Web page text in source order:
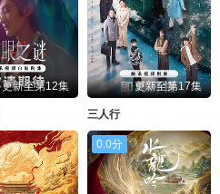
更新至第12集 更新至第17集
三人行
0.0分